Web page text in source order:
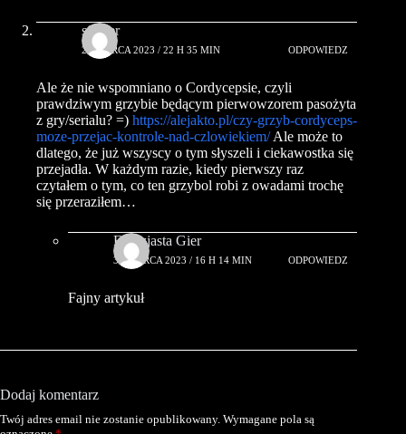
s0nker
28 MARCA 2023 / 22 H 35 MIN ODPOWIEDZ
Ale że nie wspomniano o Cordycepsie, czyli
prawdziwym grzybie będącym pierwowzorem pasożyta
z gry/serialu? =) https://alejakto.pl/czy-grzyb-cordyceps-
moze-przejac-kontrole-nad-czlowiekiem/Ale może to
dlatego, że już wszyscy o tym słyszeli i ciekawostka się
przejadła. W każdym razie, kiedy pierwszy raz
czytałem o tym, co ten grzybol robi z owadami trochę
się przeraziłem…
Entuzjasta Gier
30 MARCA 2023 / 16 H 14 MIN ODPOWIEDZ
Fajny artykuł
Dodaj komentarz
Twój adres email nie zostanie opublikowany. Wymagane pola są